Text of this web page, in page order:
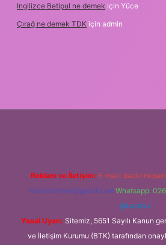
Ingilizce Betipul ne demek için Yüce
Çırağ ne demek TDK için admin
Reklam ve İletişim: E-mail:
forumhizmeti@gmail.com Whatsapp:
@karabul
Yasal Uyarı: Sitemiz, 5651 Sayılı Kanun
ve İletişim Kurumu (BTK) tarafından